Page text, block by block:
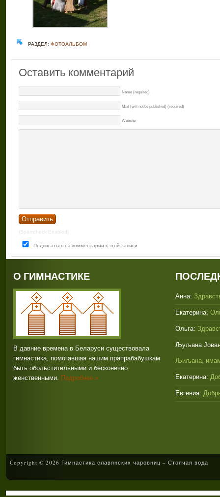
РАЗДЕЛ: ФОТОАЛЬБОМ
Оставить комментарий
Name (required)
Mail (will not be published) (required)
Website
(Spamcheck Enabled)
Подписаться на комментарии к этой записи
О ГИМНАСТИКЕ
В давние времена в Беларуси существовала
гимнастика, помогавшая нашим прапрабабушкам
быть обольстительными и бесконечно
женственными. Подробнее »
Анна:
Екатерина:
Ольга:
Љуљана
Љиљана,
Екатерина:
Евгения:
Copyright © 2026 Гимнастика славянских чаровниц – Стоячая вода